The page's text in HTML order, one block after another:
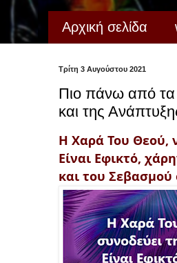
Αρχική σελίδα
Τρίτη 3 Αυγούστου 2021
Πιο πάνω από τα
και της
Η Χαρά Του Θεού,
Είναι Εφικτό,
και του